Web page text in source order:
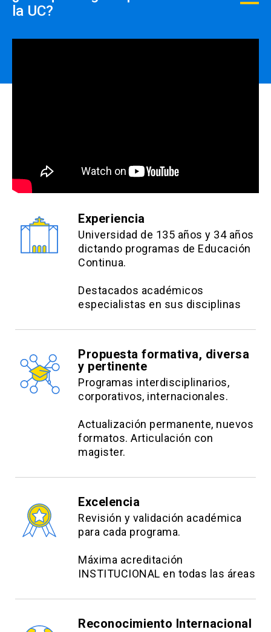
la UC?
Experiencia
Universidad de 135 años y 34 años
dictando programas de Educación
Continua.
Destacados académicos
especialistas en sus disciplinas
Propuesta formativa, diversa
y pertinente
Programas interdisciplinarios,
corporativos, internacionales.
Actualización permanente, nuevos
formatos. Articulación con
magister.
Excelencia
Revisión y validación académica
para cada programa.
Máxima acreditación
INSTITUCIONAL en todas las áreas
Reconocimiento Internacional